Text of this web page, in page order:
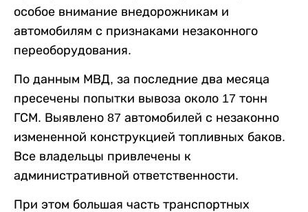
особое внимание внедорожникам и
автомобилям с признаками незаконного
переоборудования.
По данным МВД, за последние два месяца
пресечены попытки вывоза около 17 тонн
ГСМ. Выявлено 87 автомобилей с незаконно
измененной конструкцией топливных баков.
Все владельцы привлечены к
административной ответственности.
При этом большая часть транспортных